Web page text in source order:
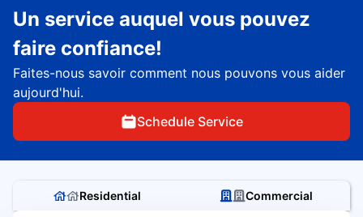
Un service auquel vous pouvez
faire confiance!
Faites-nous savoir comment nous pouvons vous aider
aujourd'hui.
Schedule Service
Residential Commercial